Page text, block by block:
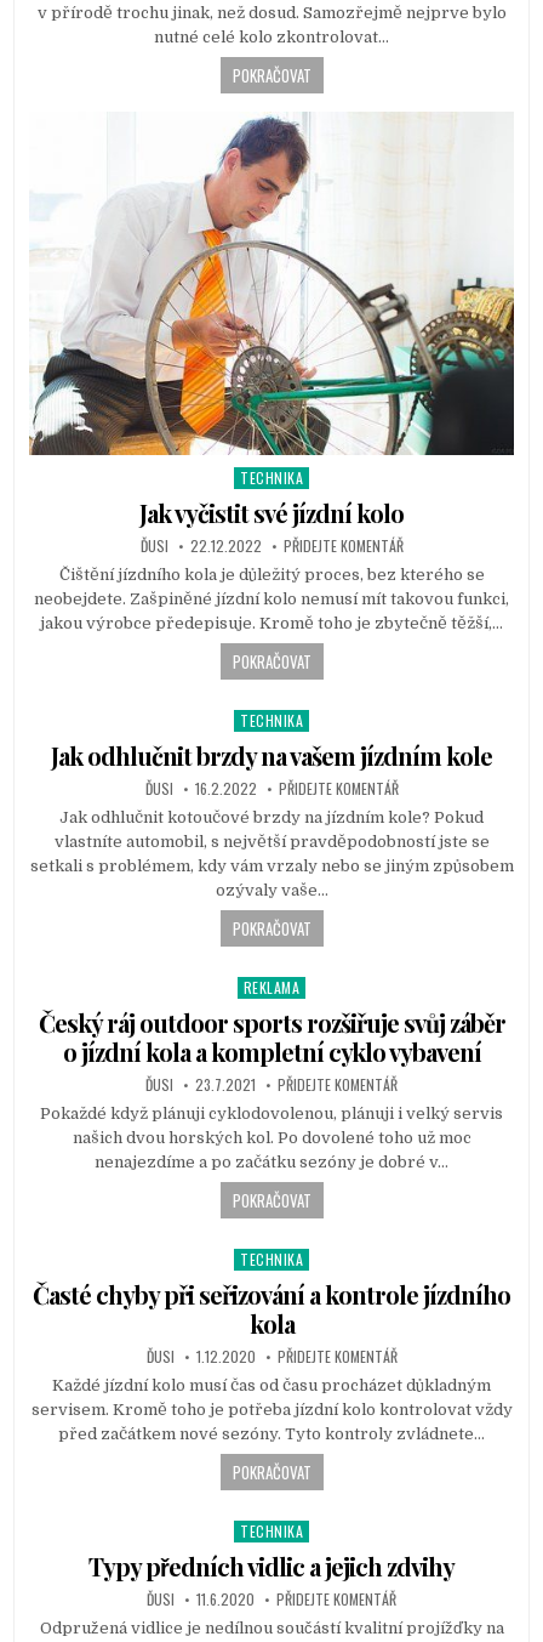
d
n
v přírodě trochu jinak, než dosud. Samozřejmě nejprve bylo
nutné celé kolo zkontrolovat…
POKRAČOVAT
P
o
s
t
e
d
i
n
TECHNIKA
Jak vyčistit své jízdní kolo
ĎUSI 22.12.2022 PŘIDEJTE KOMENTÁŘ
Čištění jízdního kola je důležitý proces, bez kterého se
neobejdete. Zašpiněné jízdní kolo nemusí mít takovou funkci,
jakou výrobce předepisuje. Kromě toho je zbytečně těžší,…
POKRAČOVAT
P
o
s
t
e
d
i
n
TECHNIKA
Jak odhlučnit brzdy na vašem jízdním kole
ĎUSI 16.2.2022 PŘIDEJTE KOMENTÁŘ
Jak odhlučnit kotoučové brzdy na jízdním kole? Pokud
vlastníte automobil, s největší pravděpodobností jste se
setkali s problémem, kdy vám vrzaly nebo se jiným způsobem
ozývaly vaše…
POKRAČOVAT
P
s
t
e
d
i
n
REKLAMA
Český ráj outdoor sports rozšiřuje svůj záběr
o jízdní kola a kompletní cyklo vybavení
ĎUSI 23.7.2021 PŘIDEJTE KOMENTÁŘ
Pokaždé když plánuji cyklodovolenou, plánuji i velký servis
našich dvou horských kol. Po dovolené toho už moc
nenajezdíme a po začátku sezóny je dobré v…
POKRAČOVAT
P
o
s
e
d
i
n
TECHNIKA
Časté chyby při seřizování a kontrole jízdního
kola
ĎUSI 1.12.2020 PŘIDEJTE KOMENTÁŘ
Každé jízdní kolo musí čas od času procházet důkladným
servisem. Kromě toho je potřeba jízdní kolo kontrolovat vždy
před začátkem nové sezóny. Tyto kontroly zvládnete…
POKRAČOVAT
P
o
s
t
e
TECHNIKA
Typy předních vidlic a jejich zdvihy
ĎUSI 11.6.2020 PŘIDEJTE KOMENTÁŘ
Odpružená vidlice je nedílnou součástí kvalitní projížďky na